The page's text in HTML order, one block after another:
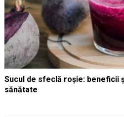
Sucul de sfeclă roșie: beneficii
sănătate